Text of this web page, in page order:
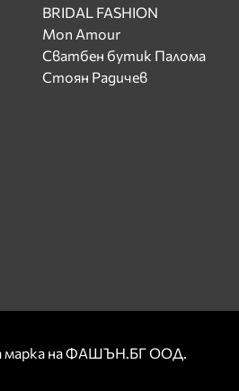
BRIDAL FASHION
Mon Amour
Сватбен бутик Палома
Стоян Радичев
марка на ФАШЪН.БГ ООД.